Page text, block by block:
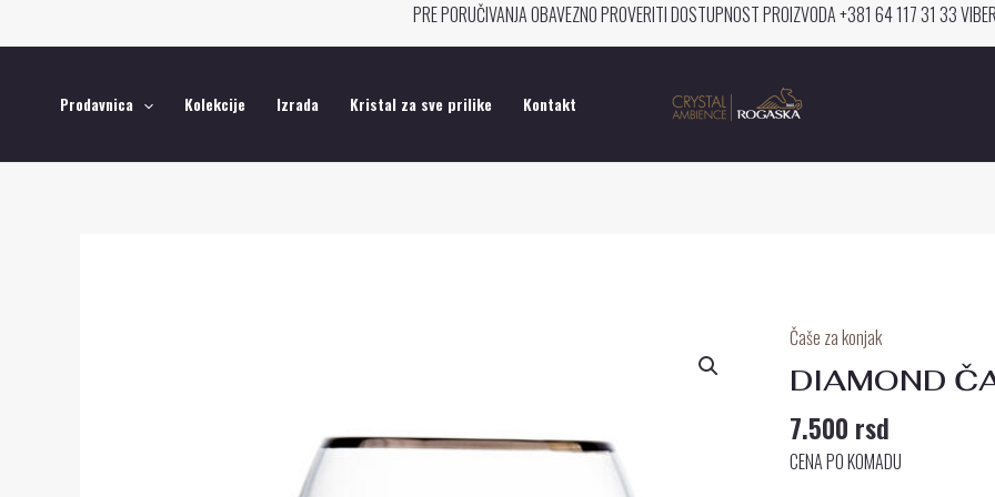
na
PRE PORUČIVANJA OBAVEZNO PROVERITI DOSTUPNOST PROIZVODA +381 64 117 31 33
Prodavnica Kolekcije Izrada Kristal za sve prilike Kontakt
Čaše za konjak
DIAMOND
7.500 rsd
CENA PO KOMADU
DIAMOND
ČAŠA
KONJAK
količina